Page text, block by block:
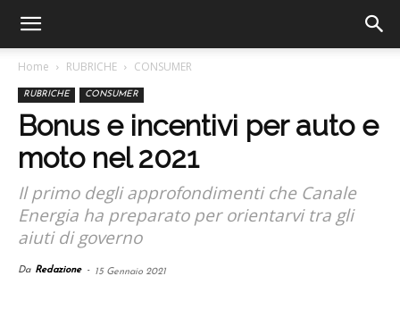
Home RUBRICHE CONSUMER
RUBRICHE CONSUMER
Bonus e incentivi per auto e
moto nel 2021
Il primo degli approfondimenti che Canale
Energia ha preparato per orientarvi tra gli
aiuti di governo
Da Redazione - 15 Gennaio 2021